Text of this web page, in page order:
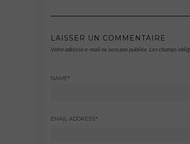
LAISSER UN COMMENTAIRE
Votre adresse e-mail ne sera pas publiée. Les champs
NAME*
EMAIL ADDRESS*